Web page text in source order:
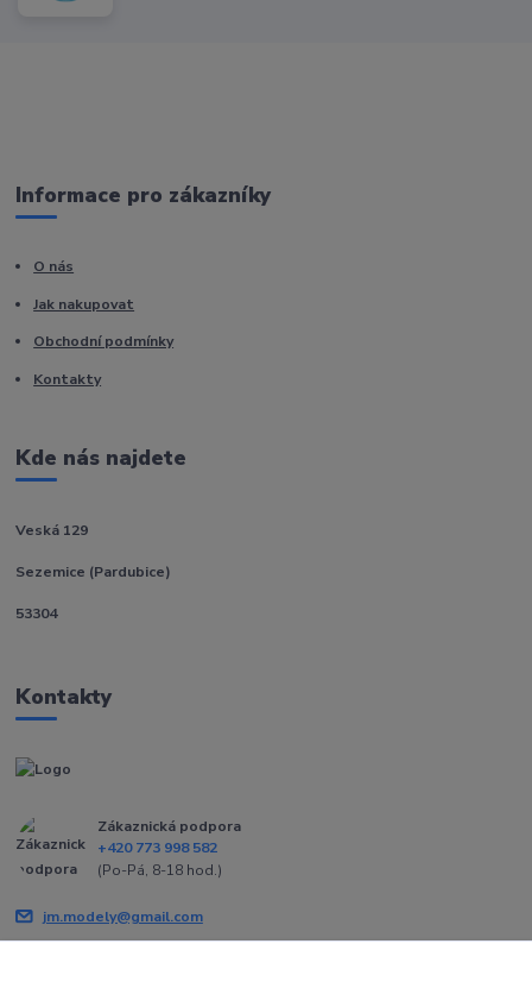
Informace pro zákazníky
O nás
Jak nakupovat
Obchodní podmínky
Kontakty
Kde nás najdete
Veská 129
Sezemice (Pardubice)
53304
Kontakty
Zákaznická podpora
+420 773 998 582
(Po-Pá, 8-18 hod.)
jm.modely@gmail.com